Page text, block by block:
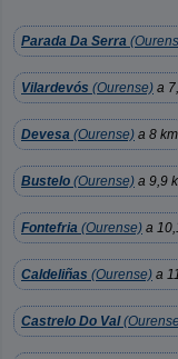
Parada Da Serra
Vilardevós (Ourense) a
Devesa (Ourense) a 8 km
Bustelo (Ourense) a 9,9
Fontefria (Ourense) a
Caldeliñas (Ourense) a
Castrelo Do Val